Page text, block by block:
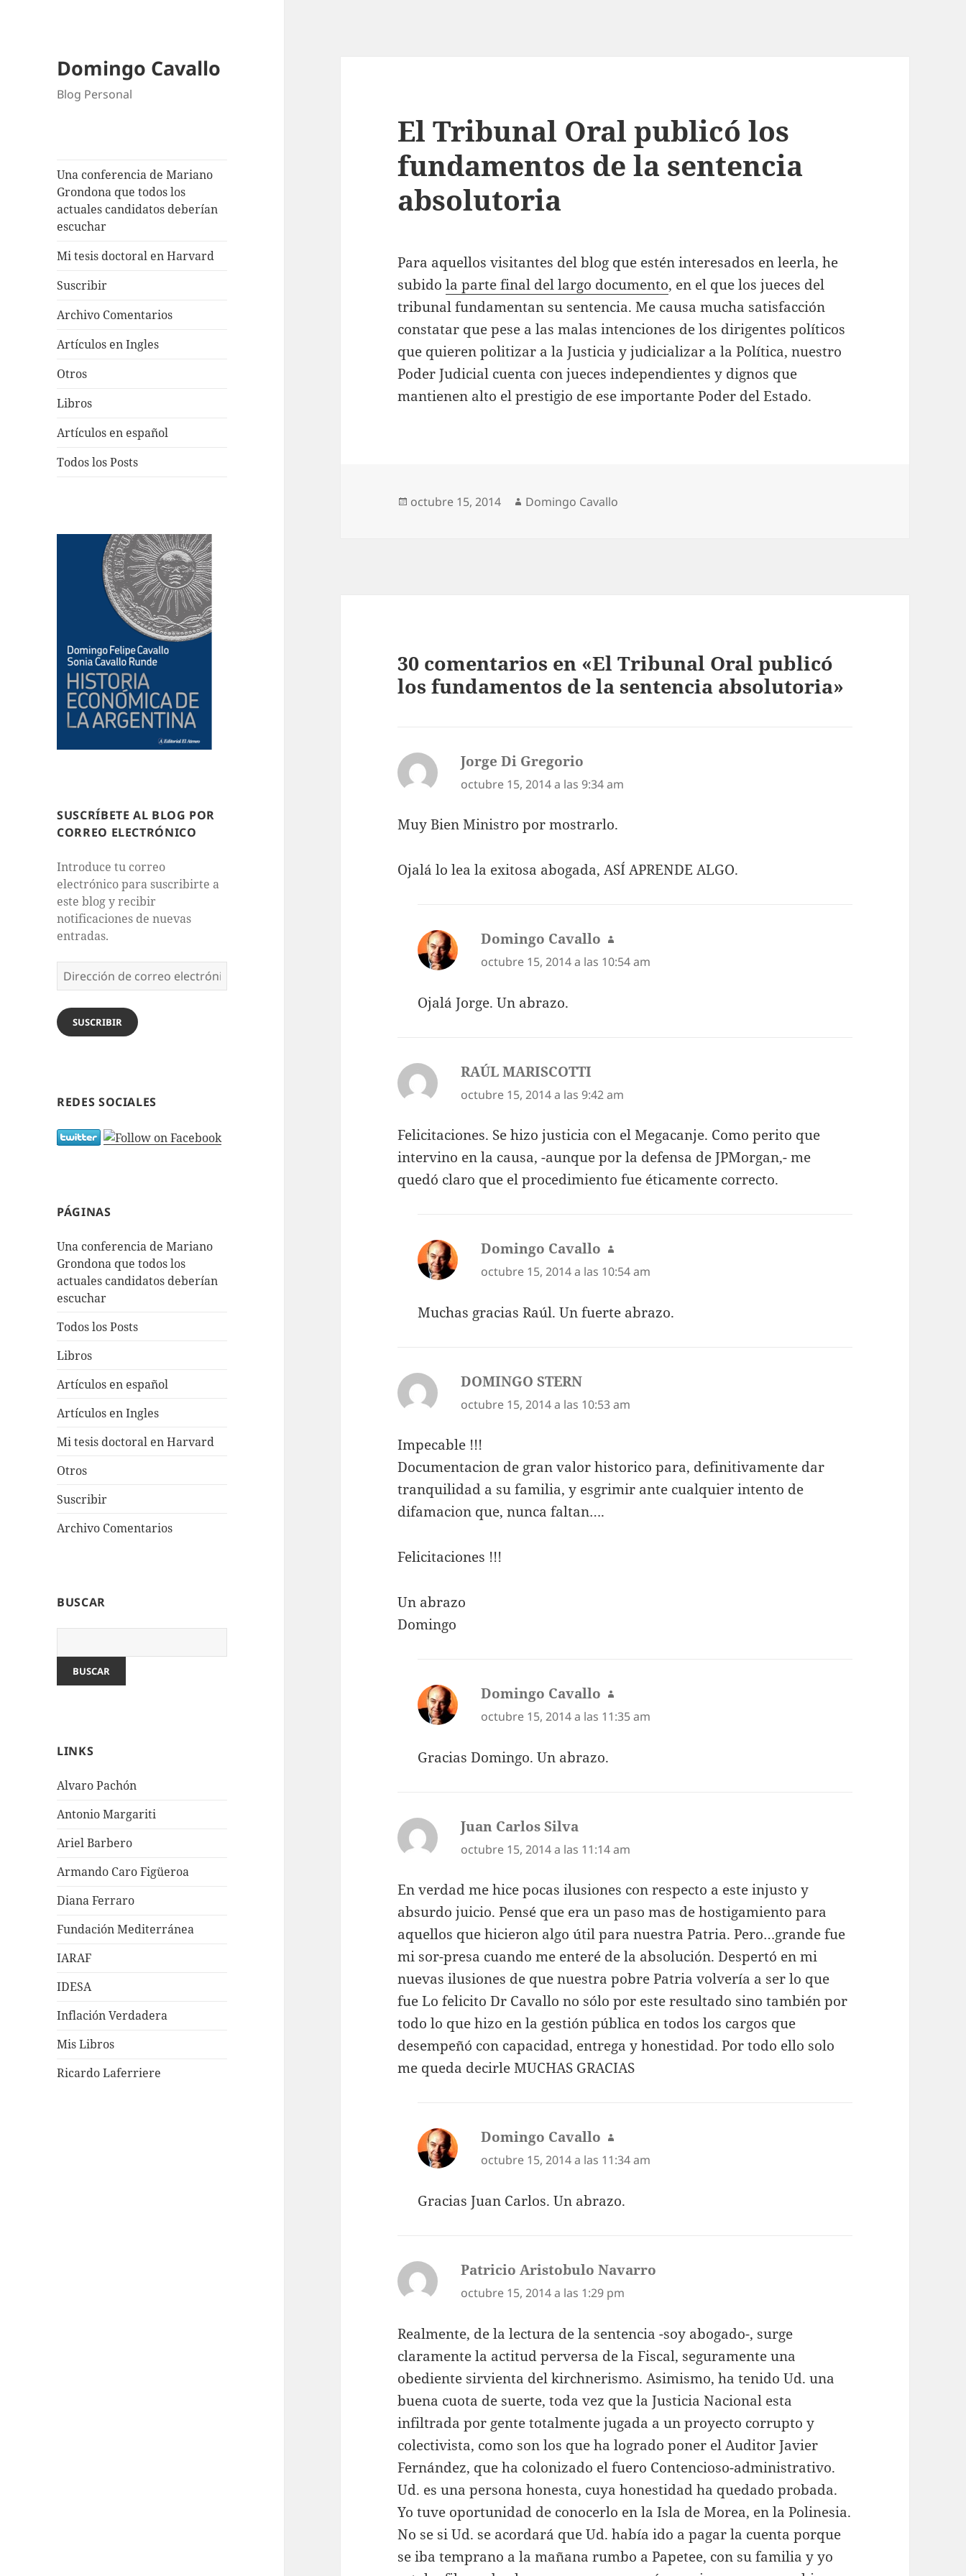
Domingo Cavallo
Blog Personal
Una conferencia de Mariano
Grondona que todos los
actuales candidatos deberían
escuchar
Mi tesis doctoral en Harvard
Suscribir
Archivo Comentarios
Artículos en Ingles
Otros
Libros
Artículos en español
Todos los Posts
SUSCRÍBETE AL BLOG POR
CORREO ELECTRÓNICO
Introduce tu correo
electrónico para suscribirte a
este blog y recibir
notificaciones de nuevas
entradas.
Dirección
de
correo
electrónico
SUSCRIBIR
REDES SOCIALES
PÁGINAS
Una conferencia de Mariano
Grondona que todos los
actuales candidatos deberían
escuchar
Todos los Posts
Libros
Artículos en español
Artículos en Ingles
Mi tesis doctoral en Harvard
Otros
Suscribir
Archivo Comentarios
BUSCAR
LINKS
Alvaro Pachón
Antonio Margariti
Ariel Barbero
Armando Caro Figüeroa
Diana Ferraro
Fundación Mediterránea
IARAF
IDESA
Inflación Verdadera
Mis Libros
Ricardo Laferriere
El Tribunal Oral publicó los
fundamentos de la sentencia
absolutoria
Para aquellos visitantes del blog que estén interesados en leerla, he
subidola parte final del largo documento, en el que los jueces del
tribunal fundamentan su sentencia. Me causa mucha satisfacción
constatar que pese a las malas intenciones de los dirigentes políticos
que quieren politizar a la Justicia y judicializar a la Política, nuestro
Poder Judicial cuenta con jueces independientes y dignos que
mantienen alto el prestigio de ese importante Poder del Estado.
Publicado
octubre 15, 2014 Autor
Domingo Cavallo
30 comentarios en «El Tribunal Oral publicó
los fundamentos de la sentencia absolutoria»
Jorge Di Gregorio
octubre 15, 2014 a las 9:34 am
Muy Bien Ministro por mostrarlo.
Ojalá lo lea la exitosa abogada, ASÍ APRENDE ALGO.
Domingo Cavallo dice:
octubre 15, 2014 a las 10:54 am
Ojalá Jorge. Un abrazo.
RAÚL MARISCOTTI
octubre 15, 2014 a las 9:42 am
Felicitaciones. Se hizo justicia con el Megacanje. Como perito que
intervino en la causa, -aunque por la defensa de JPMorgan,- me
quedó claro que el procedimiento fue éticamente correcto.
Domingo Cavallo dice:
octubre 15, 2014 a las 10:54 am
Muchas gracias Raúl. Un fuerte abrazo.
DOMINGO STERN
octubre 15, 2014 a las 10:53 am
Impecable !!!
Documentacion de gran valor historico para, definitivamente dar
tranquilidad a su familia, y esgrimir ante cualquier intento de
difamacion que, nunca faltan….
Felicitaciones !!!
Un abrazo
Domingo
Domingo Cavallo dice:
octubre 15, 2014 a las 11:35 am
Gracias Domingo. Un abrazo.
Juan Carlos Silva
octubre 15, 2014 a las 11:14 am
En verdad me hice pocas ilusiones con respecto a este injusto y
absurdo juicio. Pensé que era un paso mas de hostigamiento para
aquellos que hicieron algo útil para nuestra Patria. Pero…grande fue
mi sor-presa cuando me enteré de la absolución. Despertó en mi
nuevas ilusiones de que nuestra pobre Patria volvería a ser lo que
fue Lo felicito Dr Cavallo no sólo por este resultado sino también por
todo lo que hizo en la gestión pública en todos los cargos que
desempeñó con capacidad, entrega y honestidad. Por todo ello solo
me queda decirle MUCHAS GRACIAS
Domingo Cavallo dice:
octubre 15, 2014 a las 11:34 am
Gracias Juan Carlos. Un abrazo.
Patricio Aristobulo Navarro
octubre 15, 2014 a las 1:29 pm
Realmente, de la lectura de la sentencia -soy abogado-, surge
claramente la actitud perversa de la Fiscal, seguramente una
obediente sirvienta del kirchnerismo. Asimismo, ha tenido Ud. una
buena cuota de suerte, toda vez que la Justicia Nacional esta
infiltrada por gente totalmente jugada a un proyecto corrupto y
colectivista, como son los que ha logrado poner el Auditor Javier
Fernández, que ha colonizado el fuero Contencioso-administrativo.
Ud. es una persona honesta, cuya honestidad ha quedado probada.
Yo tuve oportunidad de conocerlo en la Isla de Morea, en la Polinesia.
No se si Ud. se acordará que Ud. había ido a pagar la cuenta porque
se iba temprano a la mañana rumbo a Papetee, con su familia y yo